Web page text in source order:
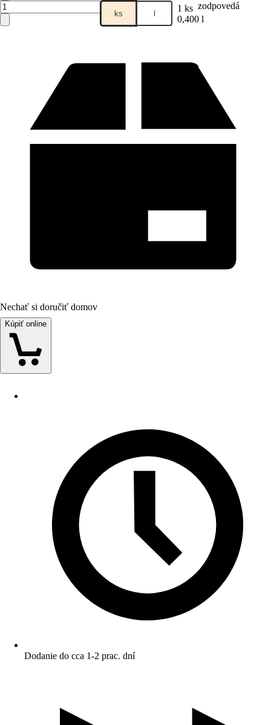
ks l 1 ks zodpovedá
0,400 l
Nechať si doručiť domov
Kúpiť online
Dodanie do cca 1-2 prac. dní